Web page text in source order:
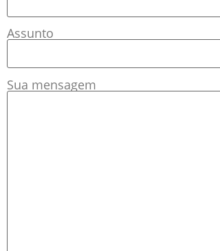
Assunto
Sua mensagem